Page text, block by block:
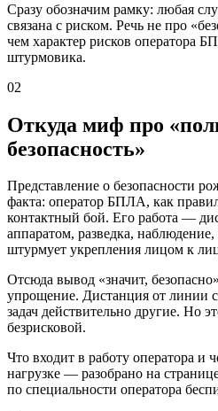
Сразу обозначим рамку: любая
связана с риском. Речь не про
чем характер рисков оператора
штурмовика.
02
Откуда миф про
безопасность»
Представление о безопасности
факта: оператор БПЛА, как
контактный бой. Его работа —
аппаратом, разведка,
штурмует укрепления лицом к
Отсюда вывод «значит,
упрощение. Дистанция от линии
задач действительно другие. Но
безрисковой.
Что входит в работу оператора и
нагрузке — разобрано на
по специальности оператора